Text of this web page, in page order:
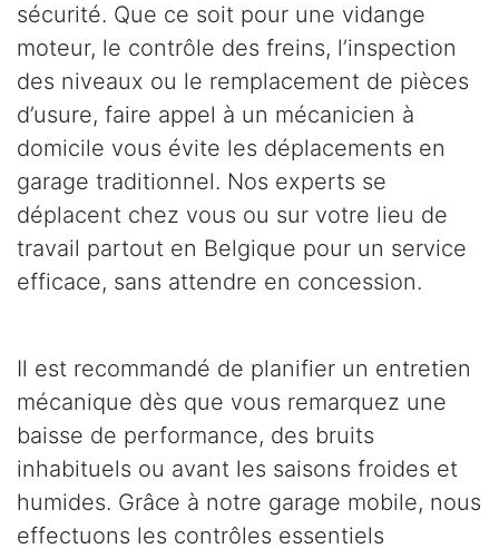
sécurité. Que ce soit pour une vidange
moteur, le contrôle des freins, l’inspection
des niveaux ou le remplacement de pièces
d’usure, faire appel à un mécanicien à
domicile vous évite les déplacements en
garage traditionnel. Nos experts se
déplacent chez vous ou sur votre lieu de
travail partout en Belgique pour un service
efficace, sans attendre en concession.
Il est recommandé de planifier un entretien
mécanique dès que vous remarquez une
baisse de performance, des bruits
inhabituels ou avant les saisons froides et
humides. Grâce à notre garage mobile, nous
effectuons les contrôles essentiels